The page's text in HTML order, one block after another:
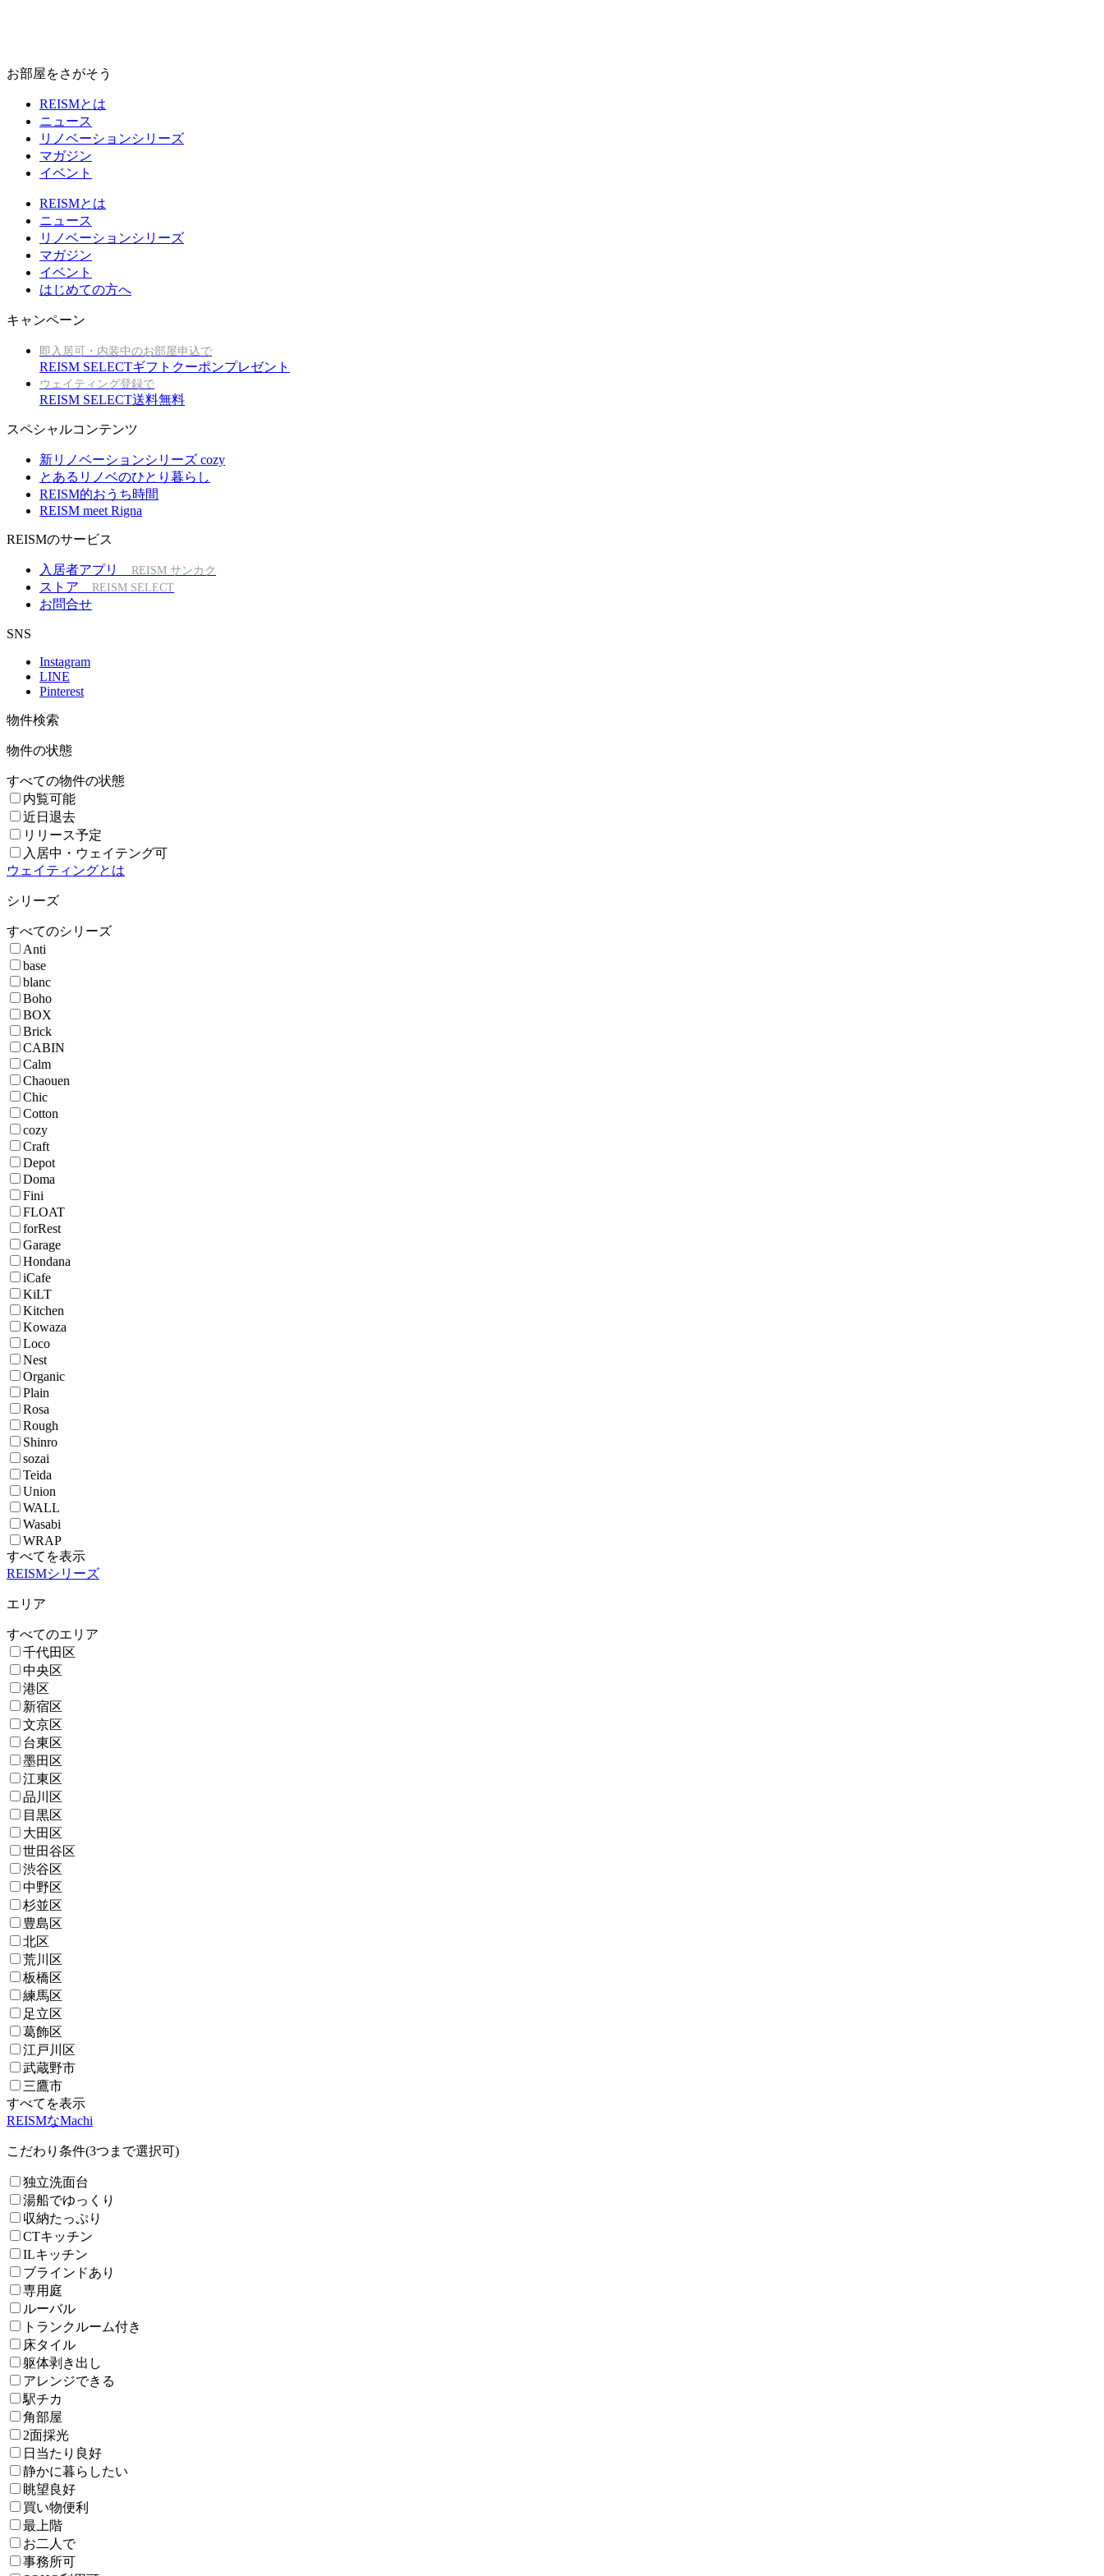
お部屋をさがそう
REISMとは
ニュース
リノベーションシリーズ
マガジン
イベント
REISMとは
ニュース
リノベーションシリーズ
マガジン
イベント
はじめての方へ
キャンペーン
即入居可・内装中のお部屋申込で
REISM SELECTギフトクーポンプレゼント
ウェイティング登録で
REISM SELECT送料無料
スペシャルコンテンツ
新リノベーションシリーズ cozy
とあるリノベのひとり暮らし
REISM的おうち時間
REISM meet Rigna
REISMのサービス
入居者アプリ REISM サンカク
ストア REISM SELECT
お問合せ
SNS
Instagram
LINE
Pinterest
物件検索
物件の状態
すべての物件の状態
内覧可能
近日退去
リリース予定
入居中・ウェイテング可
ウェイティングとは
シリーズ
すべてのシリーズ
Anti
base
blanc
Boho
BOX
Brick
CABIN
Calm
Chaouen
Chic
Cotton
cozy
Craft
Depot
Doma
Fini
FLOAT
forRest
Garage
Hondana
iCafe
KiLT
Kitchen
Kowaza
Loco
Nest
Organic
Plain
Rosa
Rough
Shinro
sozai
Teida
Union
WALL
Wasabi
WRAP
すべてを表示
REISMシリーズ
エリア
すべてのエリア
千代田区
中央区
港区
新宿区
文京区
台東区
墨田区
江東区
品川区
目黒区
大田区
世田谷区
渋谷区
中野区
杉並区
豊島区
北区
荒川区
板橋区
練馬区
足立区
葛飾区
江戸川区
武蔵野市
三鷹市
すべてを表示
REISMなMachi
こだわり条件(3つまで選択可)
独立洗面台
湯船でゆっくり
収納たっぷり
CTキッチン
ILキッチン
ブラインドあり
専用庭
ルーバル
トランクルーム付き
床タイル
躯体剥き出し
アレンジできる
駅チカ
角部屋
2面採光
日当たり良好
静かに暮らしたい
眺望良好
買い物便利
最上階
お二人で
事務所可